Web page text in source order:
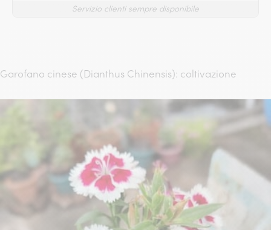
Servizio clienti sempre disponibile
Garofano cinese (Dianthus Chinensis): coltivazione